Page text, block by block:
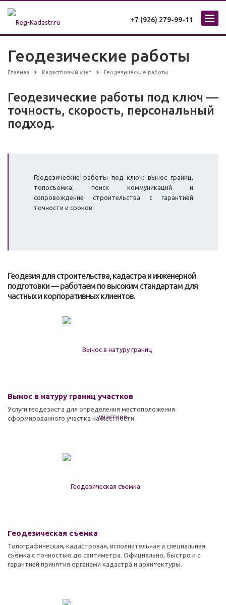
+7 (926) 279-99-11
Геодезические работы
Главная Кадастровый учет Геодезические работы
Геодезические работы под ключ —
точность, скорость, персональный
подход.
Геодезические работы под ключ: вынос границ,
топосъёмка, поиск коммуникаций и
сопровождение строительства с гарантией
точности и сроков.
Геодезия для строительства, кадастра и инженерной
подготовки — работаем по высоким стандартам для
частных и корпоративных клиентов.
Вынос в натуру границ участков
Услуги геодезиста для определения местоположения
сформированного участка на местности
Геодезическая съемка
Топографическая, кадастровая, исполнительная и специальная
съёмка с точностью до сантиметра. Официально, быстро и с
гарантией принятия органами кадастра и архитектуры.